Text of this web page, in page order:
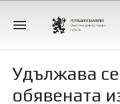
Удължава
обявената